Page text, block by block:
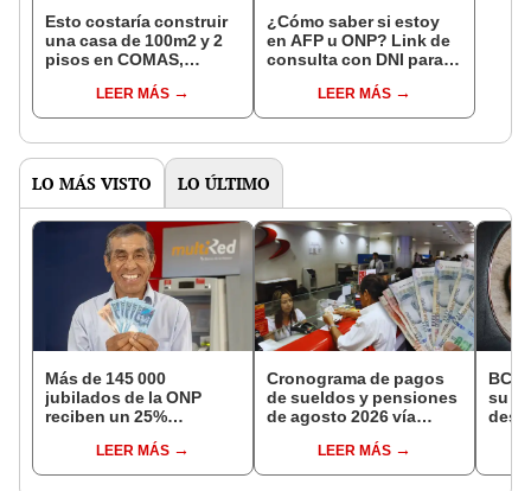
Esto costaría construir
una casa de 100m2 y 2
pisos en COMAS,
distritos de LIMA
NORTE
LEER MÁS
¿Cómo saber si estoy
en AFP u ONP? Link de
consulta con DNI para
pensiones estás
LEER MÁS
LO MÁS VISTO LO ÚLTIMO
Más de 145 000
jubilados de la ONP
reciben un 25%
en agostoLEER MÁS
Cronograma de pagos
de sueldos y pensiones
de agosto 2026 vía
conoce las fechas de
depósito
LEER MÁS
BCR
su